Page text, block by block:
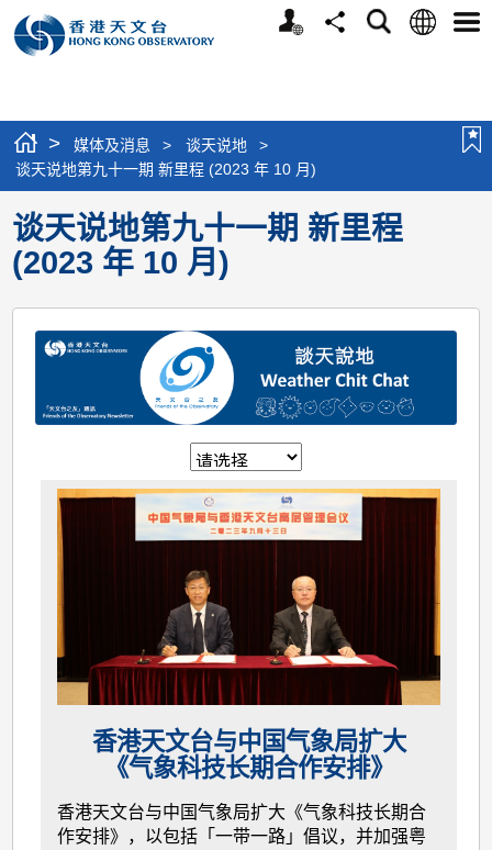
个
分
搜
语
选
> 媒体及消息 > 谈天说地
>
谈天说地第九十一期 新里程 (2023 年 10 月)
谈天说地第九十一期 新里程
(2023 年 10 月)
香港天文台与中国气象局扩大
《气象科技长期合作安排》
香港天文台与中国气象局扩大《气象科技长期合
作安排》，以包括「一带一路」倡议，并加强粤